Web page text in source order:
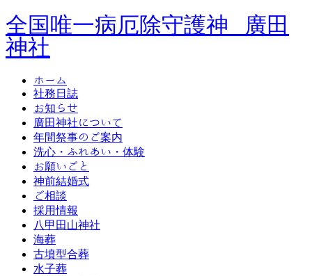
全国唯一病厄除守護神 廣田
神社
ホーム
社務日誌
お知らせ
廣田神社について
年間祭事のご案内
洗心・ふれあい・体験
お願いごと
神前結婚式
ご相談
採用情報
八甲田山神社
海葬
古墳型合葬
水子葬